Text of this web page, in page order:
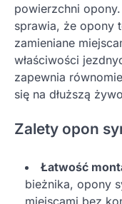
powierzchni
sprawia, że opony
zamieniane
właściwości
zapewnia
się na dłuższą
Zalety opon
Łatwość
bieżnika, opony
miejscami bez